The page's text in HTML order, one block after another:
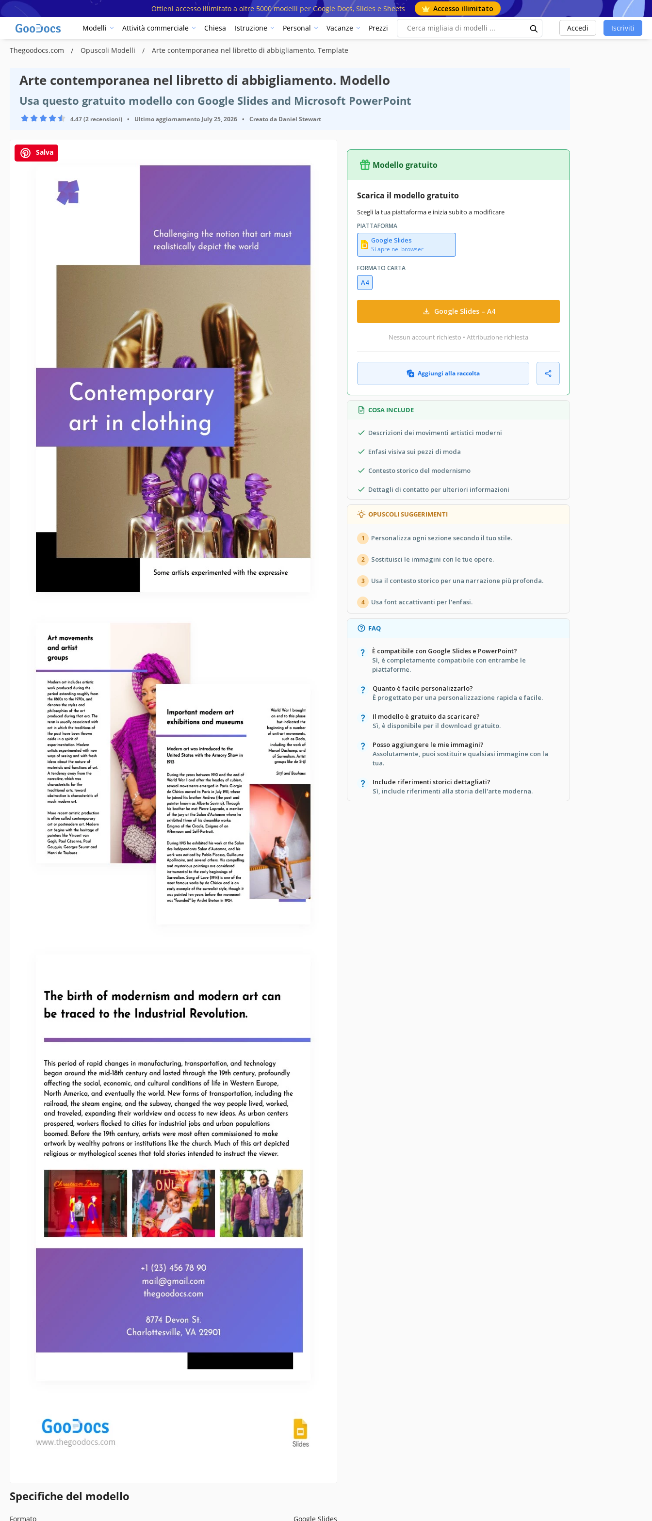
Ottieni accesso illimitato a oltre 5000 modelli per Google Docs, Slides e Sheets Accesso illimitato
Modelli Attività commerciale Chiesa Istruzione Personal Vacanze Prezzi Accedi Iscriviti
Thegoodocs.com Opuscoli Modelli Arte contemporanea nel libretto di abbigliamento. Template
Arte contemporanea nel libretto di abbigliamento. Modello
Usa questo gratuito modello con Google Slides and Microsoft PowerPoint
4.47 (2 recensioni) • Ultimo aggiornamento July 25, 2026 • Creato da Daniel Stewart
Salva
Specifiche del modello
Formato Google Slides
Modello gratuito
Scarica il modello gratuito
Scegli la tua piattaforma e inizia subito a modificare
PIATTAFORMA
Google Slides
Si apre nel browser
FORMATO CARTA
A4
Google Slides – A4
Nessun account richiesto • Attribuzione richiesta
Aggiungi alla raccolta
COSA INCLUDE
Descrizioni dei movimenti artistici moderni
Enfasi visiva sui pezzi di moda
Contesto storico del modernismo
Dettagli di contatto per ulteriori informazioni
OPUSCOLI SUGGERIMENTI
1 Personalizza ogni sezione secondo il tuo stile.
2 Sostituisci le immagini con le tue opere.
3 Usa il contesto storico per una narrazione più profonda.
4 Usa font accattivanti per l'enfasi.
FAQ
È compatibile con Google Slides e PowerPoint?
Sì, è completamente compatibile con entrambe le
piattaforme.
Quanto è facile personalizzarlo?
È progettato per una personalizzazione rapida e facile.
Il modello è gratuito da scaricare?
Sì, è disponibile per il download gratuito.
Posso aggiungere le mie immagini?
Assolutamente, puoi sostituire qualsiasi immagine con la
tua.
Include riferimenti storici dettagliati?
Sì, include riferimenti alla storia dell'arte moderna.